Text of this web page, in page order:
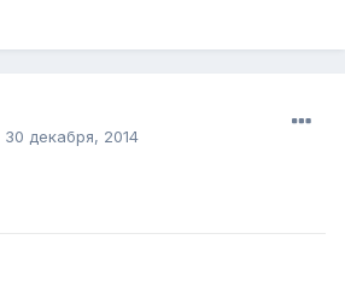
30 декабря, 2014